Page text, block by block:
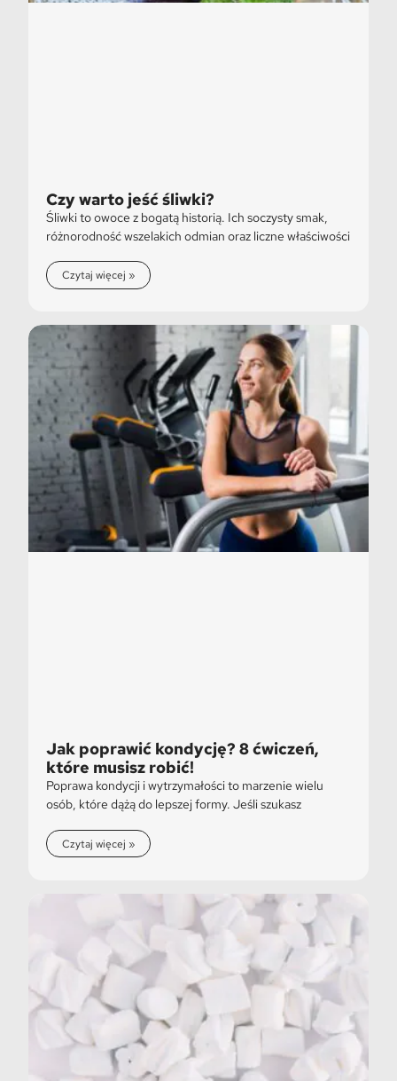
Czy warto jeść śliwki?
Śliwki to owoce z bogatą historią. Ich soczysty smak,
różnorodność wszelakich odmian oraz liczne właściwości
Czytaj więcej »
Jak poprawić kondycję? 8 ćwiczeń,
które musisz robić!
Poprawa kondycji i wytrzymałości to marzenie wielu
osób, które dążą do lepszej formy. Jeśli szukasz
Czytaj więcej »